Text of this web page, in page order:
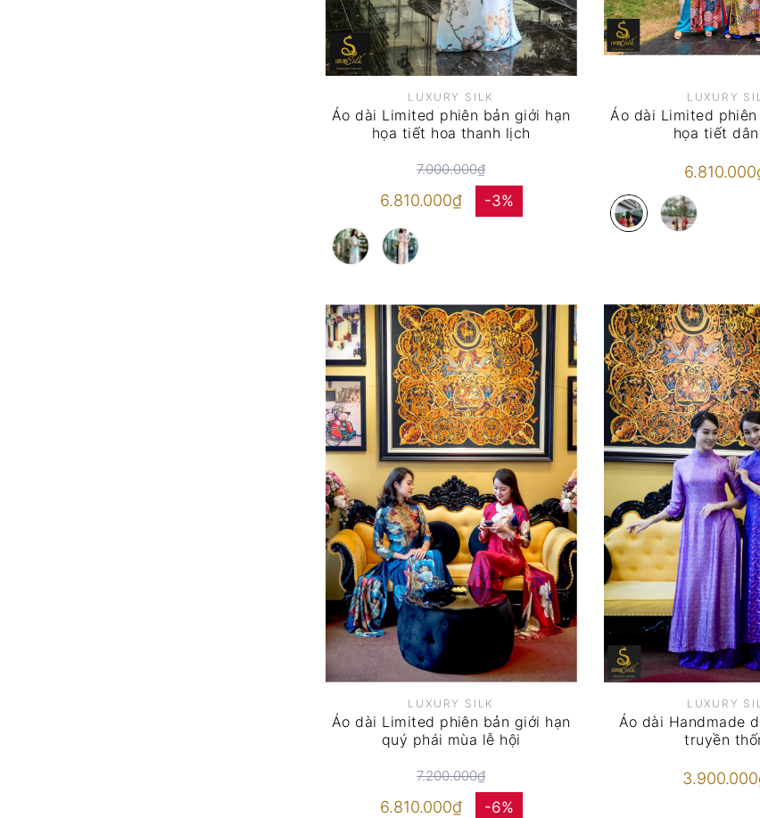
LUXURY SILK
Áo dài Limited phiên bản giới hạn
họa tiết hoa thanh lịch
7.000.000₫
6.810.000₫ -3%
LUXURY
Áo dài Limited
họa tiết
LUXURY SILK
Áo dài Limited phiên bản giới hạn
quý phái mùa lễ hội
7.200.000₫
6.810.000₫ -6%
LUXURY
Áo dài Handmade
truyền